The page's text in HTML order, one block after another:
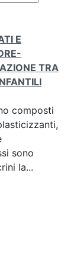
E
TRA
composti
sono
la...